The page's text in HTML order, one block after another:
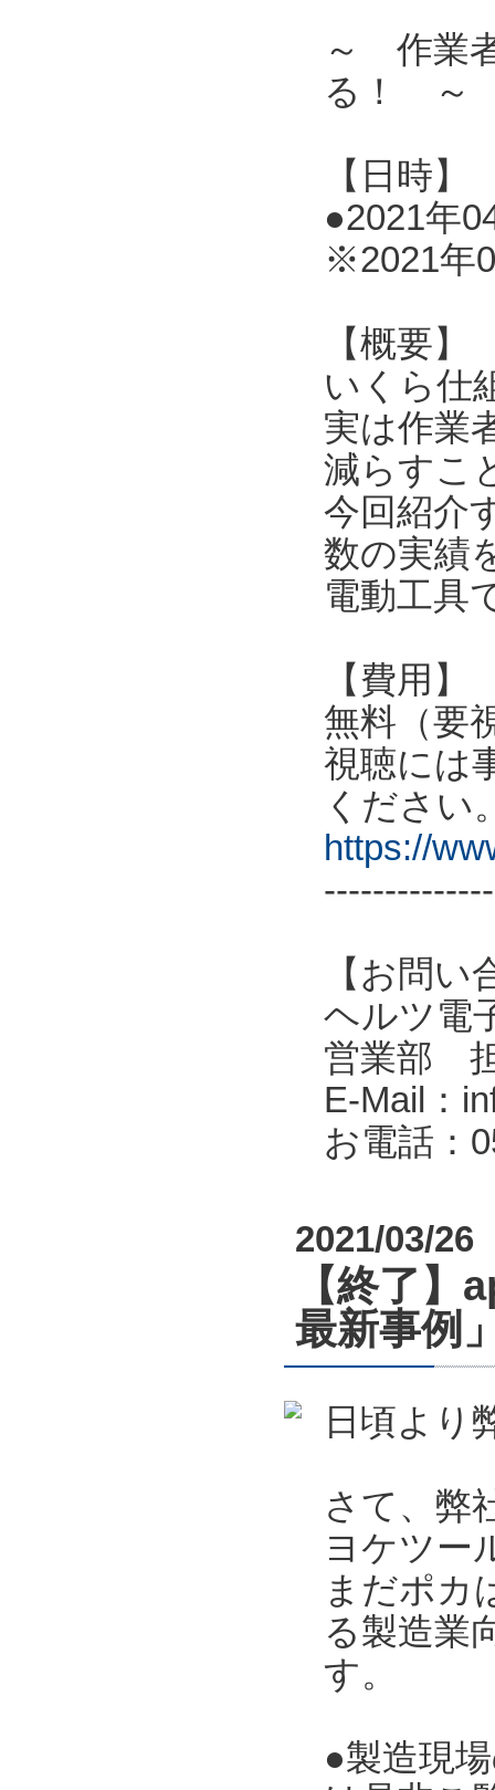
～ 作業
る！ ～
【日時】
●2021年
※2021年
【概要】
いくら仕
実は作業
減らすこ
今回紹介
数の実績
電動工具
【費用】
無料（要
視聴には
ください
https://
【お問い
ヘルツ電
営業部
E-Mail：
お電話：
2021/03/26
【終了
最新事例
日頃より
さて、弊
ヨケツー
まだポカ
る製造業
す。
●製造現